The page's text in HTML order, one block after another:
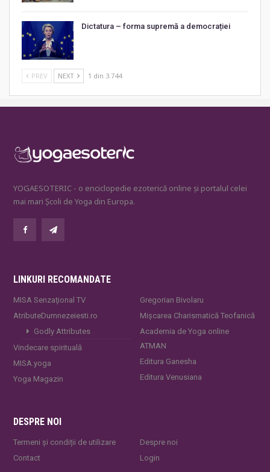
Dictatura – forma supremă a democrației
PREV NEXT 1 din 3.744
YOGAESOTERIC - o enciclopedie ezoterică online și portalul celei
mai mari Școli de Yoga din Europa.
LINKURI RECOMANDATE
MISA Senzaţional TV
AtributeDumnezeiesti.ro
Godly Attributes
Vindecare spirituală
MISA.yoga
Yoga Magazin
Gregorian Bivolaru
Mișcarea Charismatică Teofanică
Academia de Yoga online
ATMAN
Editura Ganesha
Editura Venusiana
DESPRE NOI
Termeni și condiții de utilizare
Contact
Despre noi
Login